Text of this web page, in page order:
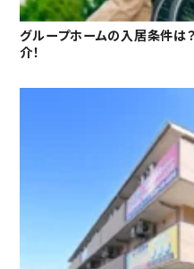
グループホームの入居条件は
介！